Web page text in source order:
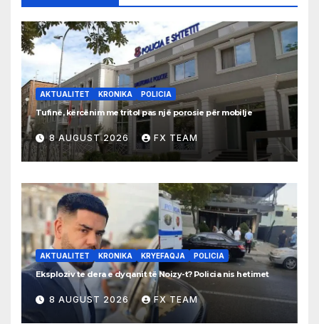
AKTUALITET KRONIKA POLICIA
Tufinë, kërcënim me tritol pas një porosie për mobilje
8 AUGUST 2026 FX TEAM
AKTUALITET KRONIKA KRYEFAQJA POLICIA
Eksploziv te dera e dyqanit të Noizy-t? Policia nis hetimet
8 AUGUST 2026 FX TEAM